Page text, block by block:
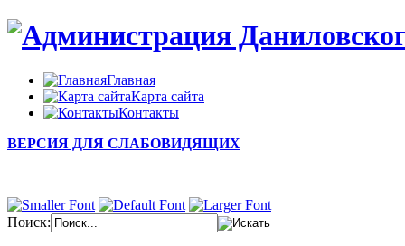
Главная
Карта сайта
Контакты
ВЕРСИЯ ДЛЯ СЛАБОВИДЯЩИХ
Поиск: